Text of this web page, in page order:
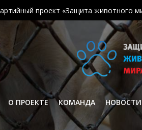
проект «Защита животного
О ПРОЕКТЕ КОМАНДА НОВОСТИ